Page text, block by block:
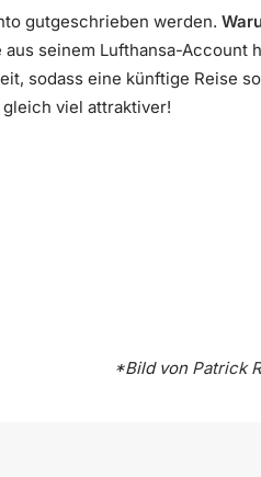
gutgeschrieben werden.
seinem Lufthansa-Account
sodass eine künftige Reise
viel attraktiver!
*Bild von Patrick